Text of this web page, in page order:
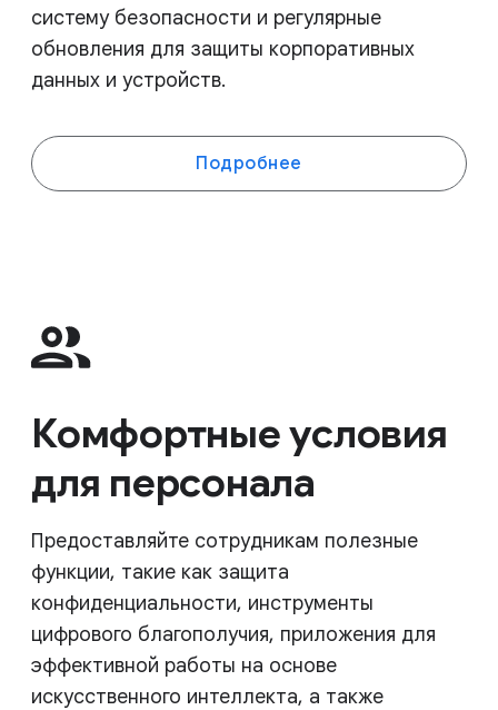
систему безопасности и регулярные
обновления для защиты корпоративных
данных и устройств.
Подробнее
Комфортные условия
для персонала
Предоставляйте сотрудникам полезные
функции, такие как защита
конфиденциальности, инструменты
цифрового благополучия, приложения для
эффективной работы на основе
искусственного интеллекта, а также